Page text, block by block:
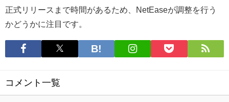
正式リリースまで時間があるため、NetEaseが調整を行う
かどうかに注目です。
コメント一覧